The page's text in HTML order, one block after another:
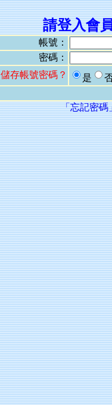
請登入會
帳號：
密碼：
儲存帳號密碼？
是
「忘記密碼